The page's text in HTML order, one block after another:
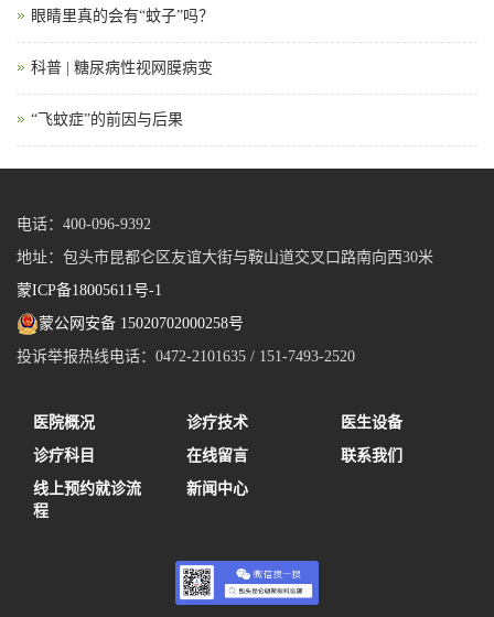
眼睛里真的会有“蚊子”吗？
科普 | 糖尿病性视网膜病变
“飞蚊症”的前因与后果
电话：400-096-9392
地址：包头市昆都仑区友谊大街与鞍山道交叉口路南向西30米
蒙ICP备18005611号-1
蒙公网安备 15020702000258号
投诉举报热线电话：0472-2101635 / 151-7493-2520
医院概况 诊疗技术
医生设备
诊疗科目
在线留言
联系我们
线上预约就诊流
程
新闻中心